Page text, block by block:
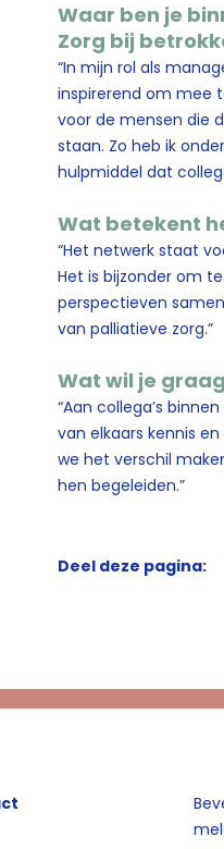
Waar ben je
Zorg bij
“In mijn rol als
inspirerend om mee
voor de mensen die
staan. Zo heb ik
hulpmiddel dat
Wat betekent
“Het netwerk staat
Het is bijzonder om
perspectieven
van palliatieve zorg.”
Wat wil je
“Aan collega’s
van elkaars kennis
we het verschil
hen begeleiden.”
Deel deze pagina: